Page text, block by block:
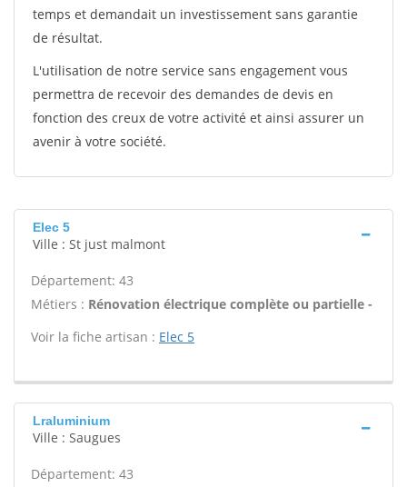
temps et demandait un investissement sans garantie
de résultat.
L'utilisation de notre service sans engagement vous
permettra de recevoir des demandes de devis en
fonction des creux de votre activité et ainsi assurer un
avenir à votre société.
Elec 5
Ville : St just malmont
Département: 43
Métiers : Rénovation électrique complète ou partielle -
Voir la fiche artisan : Elec 5
Lraluminium
Ville : Saugues
Département: 43